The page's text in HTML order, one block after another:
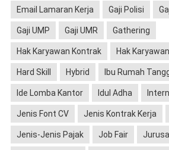
Email Lamaran Kerja Gaji Polisi
Gaji UMP Gaji UMR Gathering
Hak Karyawan Kontrak Hak
Hard Skill Hybrid Ibu Rumah
Ide Lomba Kantor Idul Adha
Jenis Font CV Jenis Kontrak Kerja
Jenis-Jenis Pajak Job Fair